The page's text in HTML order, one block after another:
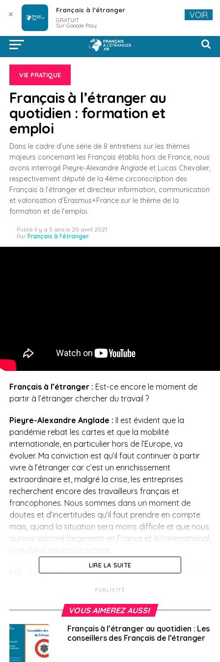
VIE PRATIQUE
Français à l’étranger au
quotidien : formation et
emploi
Dans le cadre d’une série de 8 entretiens sur les thèmes
majeurs concernant les Français établis hors de France, nous
avons interrogé Pieyre-Alexandre Anglade et Lucas Chevalier,
respectivement député de la 4ème circonscription des
Français à l’étranger et directeur information, communication
et valorisation d’Erasmus+France sur le thème de la
formation et de l’emploi.
Publié il y a 5 ans le 20 avril 2021
Par Français à l'étranger
Français à l’étranger : Est-ce encore le moment de
partir à l’étranger chercher du travail ?
Pieyre-Alexandre Anglade : Il est évident que la
pandémie rebat les cartes et que la mobilité
internationale, en particulier hors de l’Europe, va
évoluer. Ma conviction est qu’il faut continuer à partir
vivre à l’étranger car c’est un enrichissement
extraordinaire et, malgré la crise, les entreprises
recherchent encore des travailleurs français et
francophones. Nous sommes dans un moment de
doutes et d’incertitudes qu’il faut prendre en compte
mais, quand la situation sera moins difficile et que nous
aurons vacciné largement en France et à l’international,
Pieyre-Alexandre Anglade, vous avez l’expérience
Énormément de choses. Je considère que si je
n’avais pas été expatrié à un moment donné dans ma
vie, je n’aurais pas occupé les fonctions de
parlementaire qui sont les miennes aujourd’hui. Cela
LIRE LA SUITE
PUBLICITÉ
VOUS AIMEREZ AUSSI
Français à l’étranger au quotidien : Les
conseillers des Français de l’étranger
✕ Français à l'étranger
GRATUIT
Sur Google Play
VOIR